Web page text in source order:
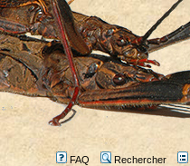
FAQ Rechercher